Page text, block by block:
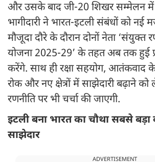
और उसके बाद जी-20 शिखर सम्मेलन में
भागीदारी ने भारत-इटली संबंधों को नई
मौजूदा दौरे के दौरान दोनों नेता ‘संयुक्त
योजना 2025-29’ के तहत अब तक हुई
करेंगे. साथ ही रक्षा सहयोग, आतंकवाद के
रोक और नए क्षेत्रों में साझेदारी बढ़ाने
रणनीति पर भी चर्चा की जाएगी.
इटली बना भारत का चौथा सबसे बड़ा
साझेदार
ADVERTISEMENT